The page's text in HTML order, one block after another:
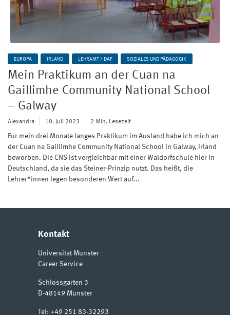
EUROPA IRLAND LEHRAMT / DAF SOZIALES UND PÄDAGOGIK
Mein Praktikum an der Cuan na
Gaillimhe Community National School
– Galway
Alexandra 10. Juli 2023 2 Min. Lesezeit
Für mein drei Monate langes Praktikum im Ausland habe ich mich an
der Cuan na Gaillimhe Community National School in Galway, Irland
beworben. Die CNS ist vergleichbar mit einer Waldorfschule hier in
Deutschland, da sie das Steiner-Prinzip nutzt. Das heißt, die
Lehrer*innen legen besonderen Wert auf...
Kontakt
Universität Münster
Career Service
Schlossgarten 3
D-48149 Münster
Tel: +49 251 83-32293